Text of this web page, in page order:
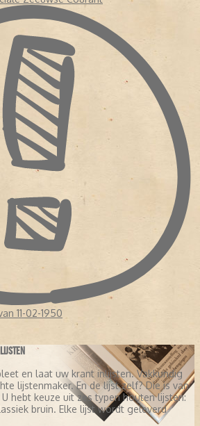
11-02-1950
en laat uw krant inlijsten. Vakkundig
lijstenmaker. En de lijst zelf? Die is van
hebt keuze uit zes typen houten lijsten:
bruin. Elke lijst wordt geleverd